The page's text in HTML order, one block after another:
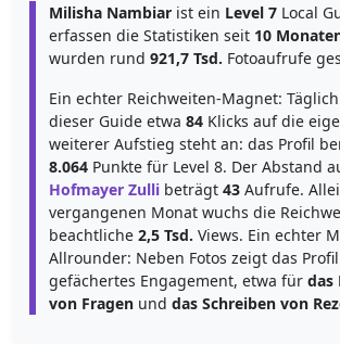
Milisha Nambiar ist ein Level 7 Local
erfassen die Statistiken seit 10
wurden rund 921,7 Tsd. Fotoaufrufe
Ein echter Reichweiten-Magnet:
dieser Guide etwa 84 Klicks auf die
weiterer Aufstieg steht an: das Profil
8.064 Punkte für Level 8. Der Abstand
Hofmayer Zulli beträgt 43 Aufrufe.
vergangenen Monat wuchs die
beachtliche 2,5 Tsd. Views. Ein echter
Allrounder: Neben Fotos zeigt das
gefächertes Engagement, etwa für das
von Fragen und das Schreiben von